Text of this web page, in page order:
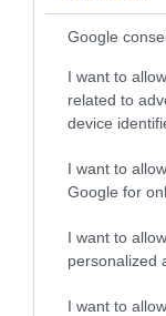
Google
I want to
related to
device
I want to
Google for
I want to
personalized
I want to
Citromos